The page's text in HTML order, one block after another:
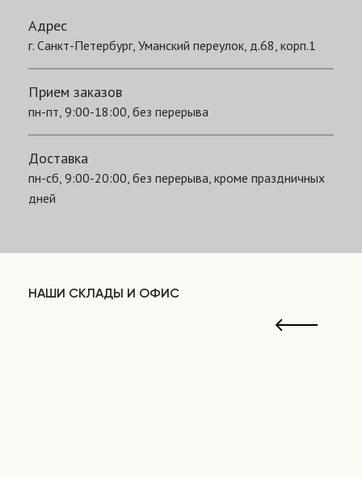
Адрес
г. Санкт-Петербург, Уманский переулок, д.68, корп.1
Прием заказов
пн-пт, 9:00-18:00, без перерыва
Доставка
пн-сб, 9:00-20:00, без перерыва, кроме праздничных
дней
НАШИ СКЛАДЫ И ОФИС